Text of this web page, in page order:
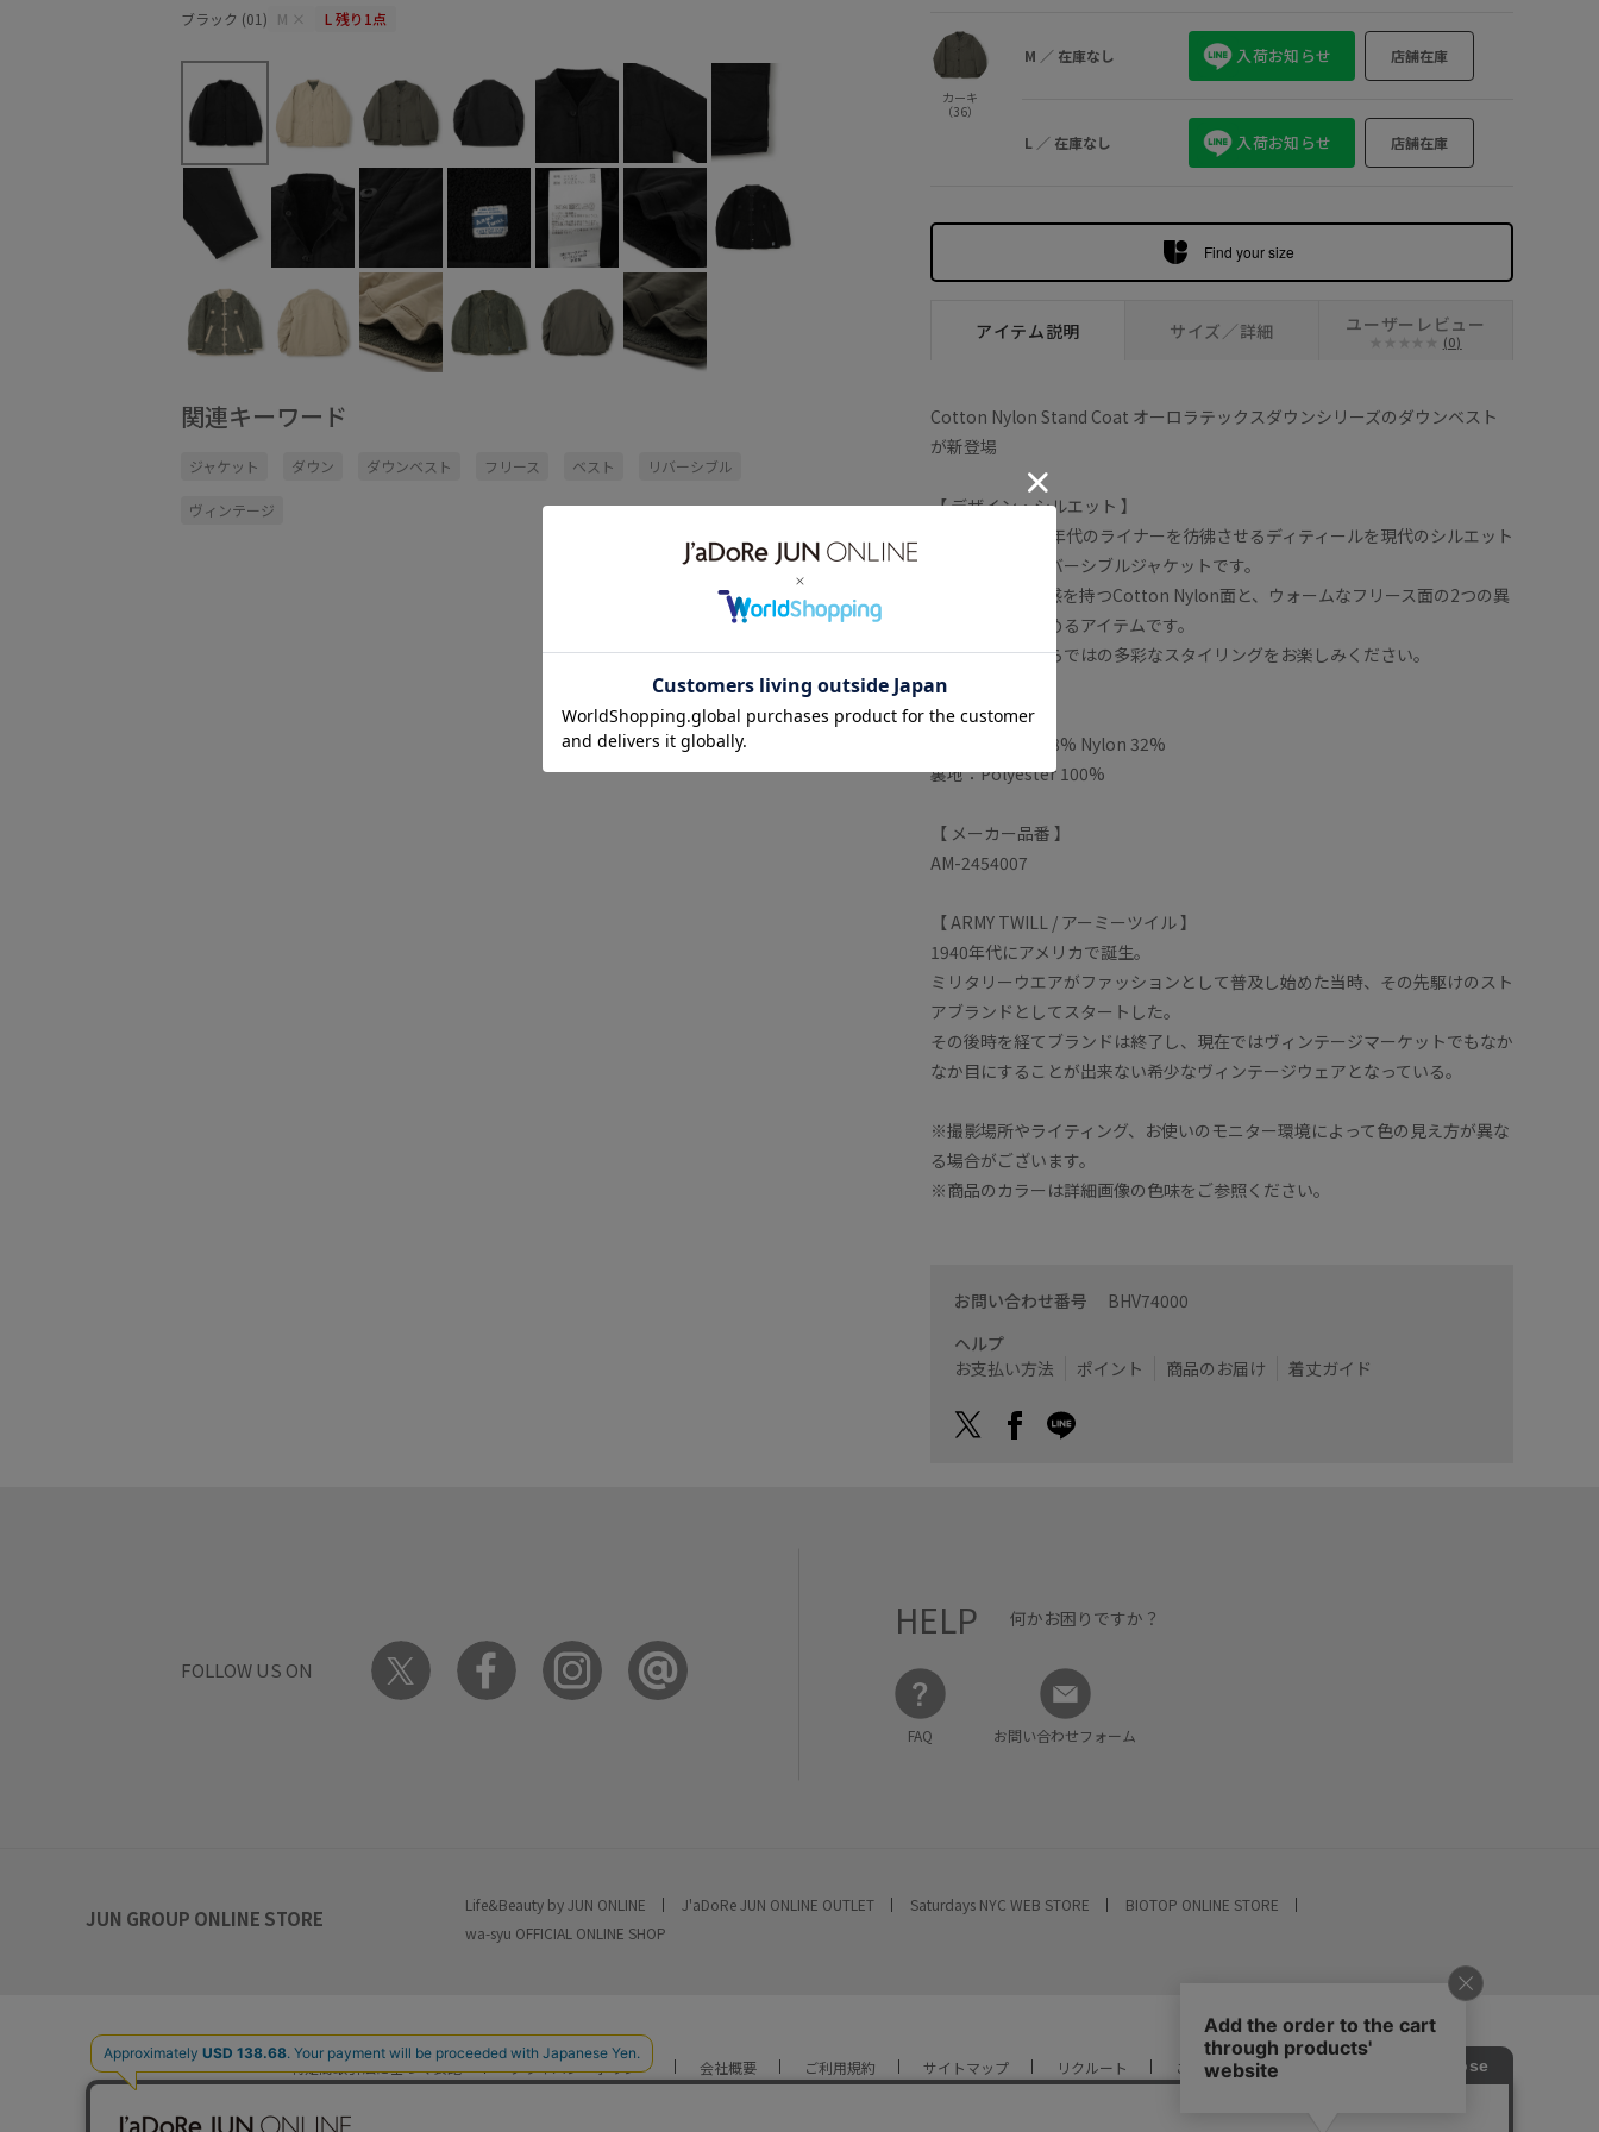
ブラック (01) M × L残り1点
関連キーワード
ジャケット ダウン ダウンベスト フリース ベスト リバーシブル
ヴィンテージ
カーキ
（36）
M ／ 在庫なし 入荷お知らせ 店舗在庫
L ／ 在庫なし 入荷お知らせ 店舗在庫
Find your size
アイテム説明 サイズ／詳細 ユーザーレビュー
(0)
Cotton Nylon Stand Coat オーロラテックスダウンシリーズのダウンベスト
が新登場
【 デザイン・シルエット 】
スウェーデン50年代のライナーを彷彿させるディティールを現代のシルエット
に再構築したリバーシブルジャケットです。
クリーンな表面感を持つCotton Nylon面と、ウォームなフリース面の2つの異
なる表情を楽しめるアイテムです。
リバーシブルならではの多彩なスタイリングをお楽しみください。
【素材】
表地：Cotton 68% Nylon 32%
裏地：Polyester 100%
【 メーカー品番 】
AM-2454007
【 ARMY TWILL / アーミーツイル 】
1940年代にアメリカで誕生。
ミリタリーウエアがファッションとして普及し始めた当時、その先駆けのスト
アブランドとしてスタートした。
その後時を経てブランドは終了し、現在ではヴィンテージマーケットでもなか
なか目にすることが出来ない希少なヴィンテージウェアとなっている。
※撮影場所やライティング、お使いのモニター環境によって色の見え方が異な
る場合がございます。
※商品のカラーは詳細画像の色味をご参照ください。
お問い合わせ番号 BHV74000
ヘルプ
お支払い方法
ポイント 商品のお届け 着丈ガイド
FOLLOW US ON
HELP 何かお困りですか？
FAQ お問い合わせフォーム
JUN GROUP ONLINE STORE
Life&Beauty by JUN ONLINE J'aDoRe JUN ONLINE OUTLET Saturdays NYC WEB STORE
BIOTOP ONLINE STORE
wa-syu OFFICIAL ONLINE SHOP
特定商取引法に基づく表記 プライバシーポリシー 会社概要 ご利用規約 サイトマップ リクルート ご利用ガイド